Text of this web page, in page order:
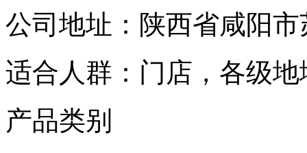
公司地址： 陕西省咸阳
适合人群： 门店，各级
产品类别